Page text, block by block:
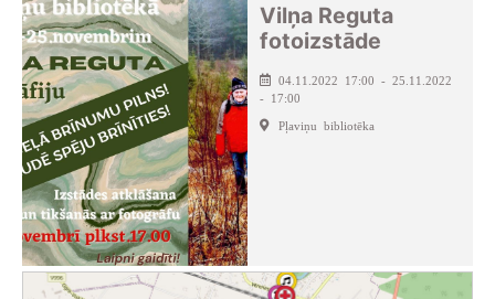
Vilņa Reguta
fotoizstāde
04.11.2022 17:00 - 25.11.2022
- 17:00
Pļaviņu bibliotēka